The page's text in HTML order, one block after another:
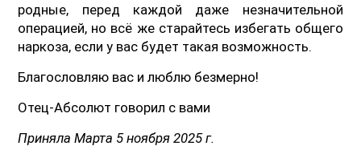
родные, перед каждой даже незначительной
операцией, но всё же старайтесь избегать общего
наркоза, если у вас будет такая возможность.
Благословляю вас и люблю безмерно!
Отец-Абсолют говорил с вами
Приняла Марта 5 ноября 2025 г.